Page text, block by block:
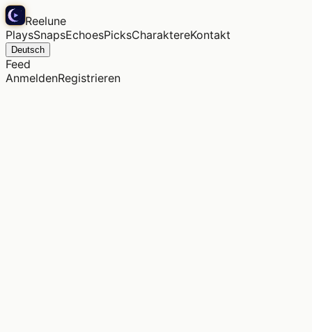
Reelune
PlaysSnapsEchoesPicksCharaktereKontakt
Deutsch
Feed
AnmeldenRegistrieren